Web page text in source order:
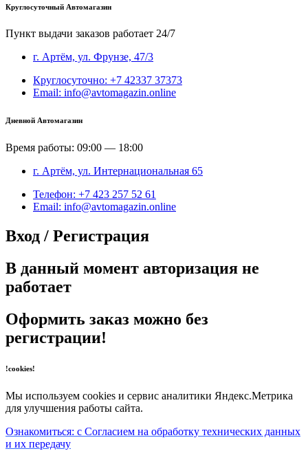
Круглосуточный Автомагазин
Пункт выдачи заказов работает 24/7
г. Артём, ул. Фрунзе, 47/3
Круглосуточно: +7 42337 37373
Email: info@avtomagazin.online
Дневной Автомагазин
Время работы: 09:00 — 18:00
г. Артём, ул. Интернациональная 65
Телефон: +7 423 257 52 61
Email: info@avtomagazin.online
Вход / Регистрация
В данный момент авторизация не
работает
Оформить заказ можно без
регистрации!
!cookies!
Мы используем cookies и сервис аналитики Яндекс.Метрика
для улучшения работы сайта.
Ознакомиться: с Согласием на обработку технических данных
и их передачу